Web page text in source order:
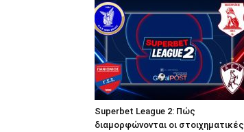
Superbet League 2: Πώς
διαμορφώνονται οι στοιχηματικές